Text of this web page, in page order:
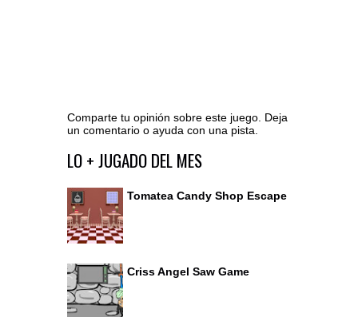
Comparte tu opinión sobre este juego. Deja
un comentario o ayuda con una pista.
Ir al editor de comentarios
LO + JUGADO DEL MES
Tomatea Candy Shop Escape
Criss Angel Saw Game